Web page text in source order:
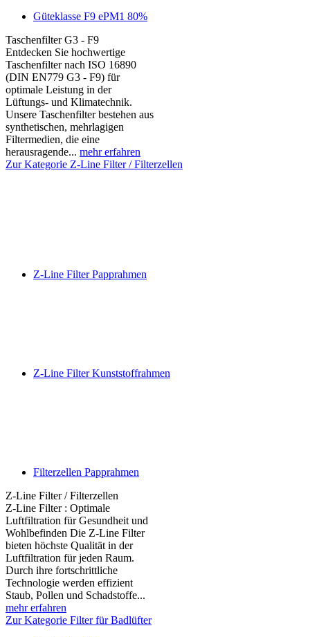
Güteklasse F9 ePM1 80%
Taschenfilter G3 - F9
Entdecken Sie hochwertige
Taschenfilter nach ISO 16890
(DIN EN779 G3 - F9) für
optimale Leistung in der
Lüftungs- und Klimatechnik.
Unsere Taschenfilter bestehen aus
synthetischen, mehrlagigen
Filtermedien, die eine
herausragende... mehr erfahren
Zur Kategorie Z-Line Filter / Filterzellen
Z-Line Filter Papprahmen
Z-Line Filter Kunststoffrahmen
Filterzellen Papprahmen
Z-Line Filter / Filterzellen
Z-Line Filter : Optimale
Luftfiltration für Gesundheit und
Wohlbefinden Die Z-Line Filter
bieten höchste Qualität in der
Luftfiltration für jeden Raum.
Durch ihre fortschrittliche
Technologie werden effizient
Staub, Pollen und Schadstoffe...
mehr erfahren
Zur Kategorie Filter für Badlüfter